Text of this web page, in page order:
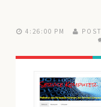
4:26:00 PM